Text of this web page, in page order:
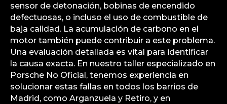
sensor de detonación, bobinas de encendido
defectuosas, o incluso el uso de combustible de
baja calidad. La acumulación de carbono en el
motor también puede contribuir a este problema.
Una evaluación detallada es vital para identificar
la causa exacta. En nuestro taller especializado en
Porsche No Oficial, tenemos experiencia en
solucionar estas fallas en todos los barrios de
Madrid, como Arganzuela y Retiro, y en